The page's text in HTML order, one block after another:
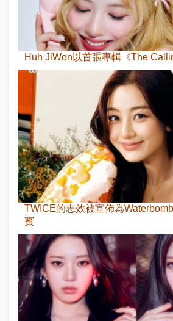
Huh JiWon以首張專輯《The
TWICE的志效被宣佈為
賓